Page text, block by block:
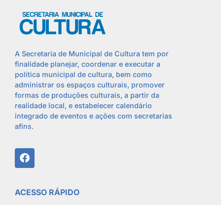
A Secretaria de Municipal de Cultura tem por
finalidade planejar, coordenar e executar a
política municipal de cultura, bem como
administrar os espaços culturais, promover
formas de produções culturais, a partir da
realidade local, e estabelecer calendário
integrado de eventos e ações com secretarias
afins.
ACESSO RÁPIDO